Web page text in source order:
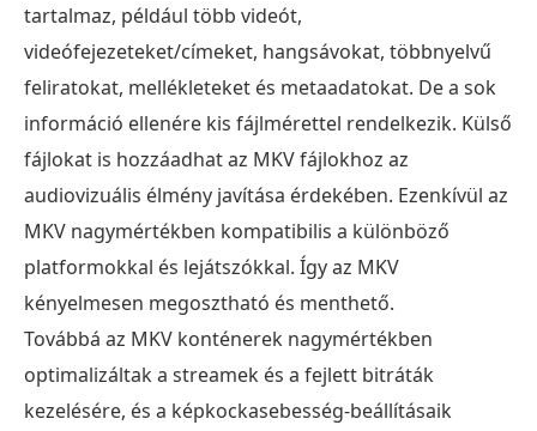
t
MKV-
re
másolni
a
MakeMKV
segítségével
5.
rész.
Gyakran
ismételt
tartalmaz, például több videót,
videófejezeteket/címeket, hangsávokat, többnyelvű
feliratokat, mellékleteket és metaadatokat. De a sok
információ ellenére kis fájlmérettel rendelkezik. Külső
fájlokat is hozzáadhat az MKV fájlokhoz az
audiovizuális élmény javítása érdekében. Ezenkívül az
MKV nagymértékben kompatibilis a különböző
platformokkal és lejátszókkal. Így az MKV
kényelmesen megosztható és menthető.
Továbbá az MKV konténerek nagymértékben
optimalizáltak a streamek és a fejlett bitráták
kezelésére, és a képkockasebesség-beállításaik